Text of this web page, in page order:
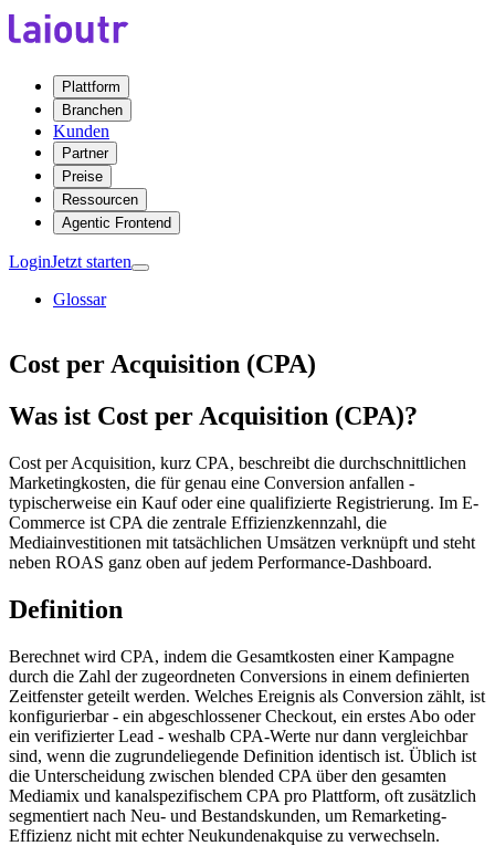
Plattform
Branchen
Kunden
Partner
Preise
Ressourcen
Agentic Frontend
LoginJetzt starten
Glossar
Cost per Acquisition (CPA)
Was ist Cost per Acquisition (CPA)?
Cost per Acquisition, kurz CPA, beschreibt die durchschnittlichen
Marketingkosten, die für genau eine Conversion anfallen -
typischerweise ein Kauf oder eine qualifizierte Registrierung. Im E-
Commerce ist CPA die zentrale Effizienzkennzahl, die
Mediainvestitionen mit tatsächlichen Umsätzen verknüpft und steht
neben ROAS ganz oben auf jedem Performance-Dashboard.
Definition
Berechnet wird CPA, indem die Gesamtkosten einer Kampagne
durch die Zahl der zugeordneten Conversions in einem definierten
Zeitfenster geteilt werden. Welches Ereignis als Conversion zählt, ist
konfigurierbar - ein abgeschlossener Checkout, ein erstes Abo oder
ein verifizierter Lead - weshalb CPA-Werte nur dann vergleichbar
sind, wenn die zugrundeliegende Definition identisch ist. Üblich ist
die Unterscheidung zwischen blended CPA über den gesamten
Mediamix und kanalspezifischem CPA pro Plattform, oft zusätzlich
segmentiert nach Neu- und Bestandskunden, um Remarketing-
Effizienz nicht mit echter Neukundenakquise zu verwechseln.